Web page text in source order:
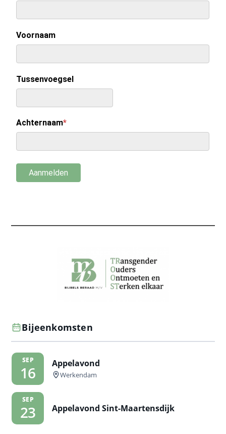
Bijeenkomsten
SEP
16
Appelavond
Werkendam
SEP
23 Appelavond Sint-Maartensdijk